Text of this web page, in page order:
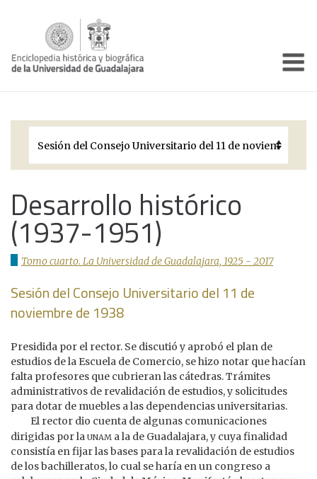
Períodos Históricos
Galería
Documentos institucionales
Desarrollo histórico
(1937-1951)
Tomo cuarto. La Universidad de Guadalajara, 1925 - 2017
Sesión del Consejo Universitario del 11 de
noviembre de 1938
Presidida por el rector. Se discutió y aprobó el plan de
estudios de la Escuela de Comercio, se hizo notar que hacían
falta profesores que cubrieran las cátedras. Trámites
administrativos de revalidación de estudios, y solicitudes
para dotar de muebles a las dependencias universitarias.
El rector dio cuenta de algunas comunicaciones
dirigidas por launam a la de Guadalajara, y cuya finalidad
consistía en fijar las bases para la revalidación de estudios
de los bachilleratos, lo cual se haría en un congreso a